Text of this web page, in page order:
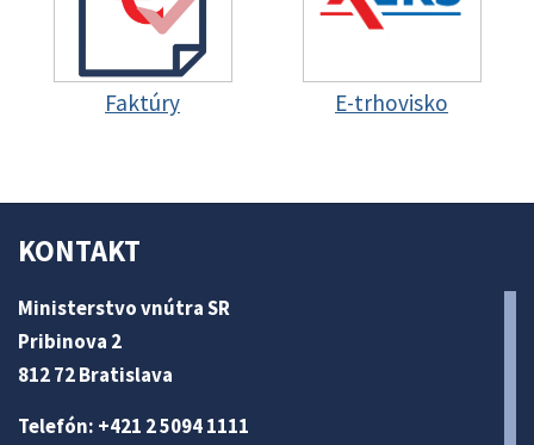
Faktúry E-trhovisko
KONTAKT
Ministerstvo vnútra SR
Pribinova 2
812 72 Bratislava
Telefón: +421 2 5094 1111